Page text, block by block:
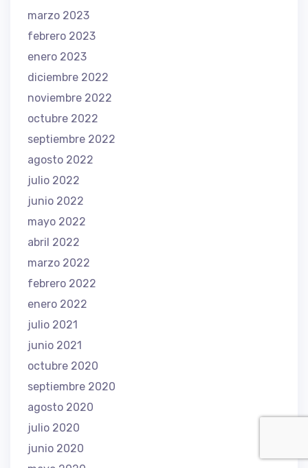
marzo 2023
febrero 2023
enero 2023
diciembre 2022
noviembre 2022
octubre 2022
septiembre 2022
agosto 2022
julio 2022
junio 2022
mayo 2022
abril 2022
marzo 2022
febrero 2022
enero 2022
julio 2021
junio 2021
octubre 2020
septiembre 2020
agosto 2020
julio 2020
junio 2020